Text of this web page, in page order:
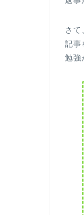
さて
記事
勉強